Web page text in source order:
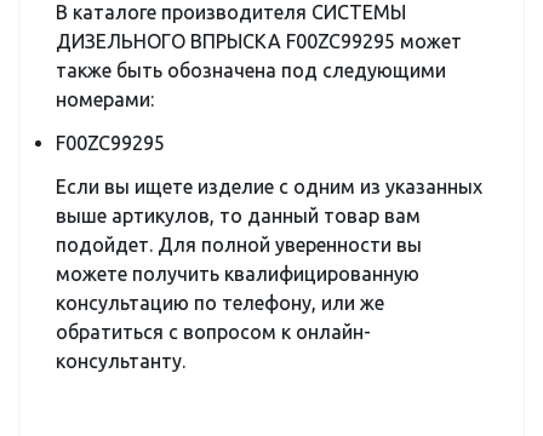
В каталоге производителя СИСТЕМЫ
ДИЗЕЛЬНОГО ВПРЫСКА F00ZC99295 может
также быть обозначена под следующими
номерами:
F00ZC99295
Если вы ищете изделие с одним из указанных
выше артикулов, то данный товар вам
подойдет. Для полной уверенности вы
можете получить квалифицированную
консультацию по телефону, или же
обратиться с вопросом к онлайн-
консультанту.